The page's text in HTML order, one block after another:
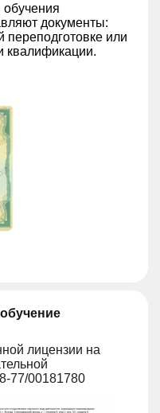
документы:
или
квалификации.
лицензии на
77/00181780